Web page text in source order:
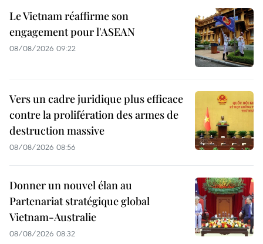
Le Vietnam réaffirme son
engagement pour l'ASEAN
08/08/2026 09:22
Vers un cadre juridique plus efficace
contre la prolifération des armes de
destruction massive
08/08/2026 08:56
Donner un nouvel élan au
Partenariat stratégique global
Vietnam-Australie
08/08/2026 08:32